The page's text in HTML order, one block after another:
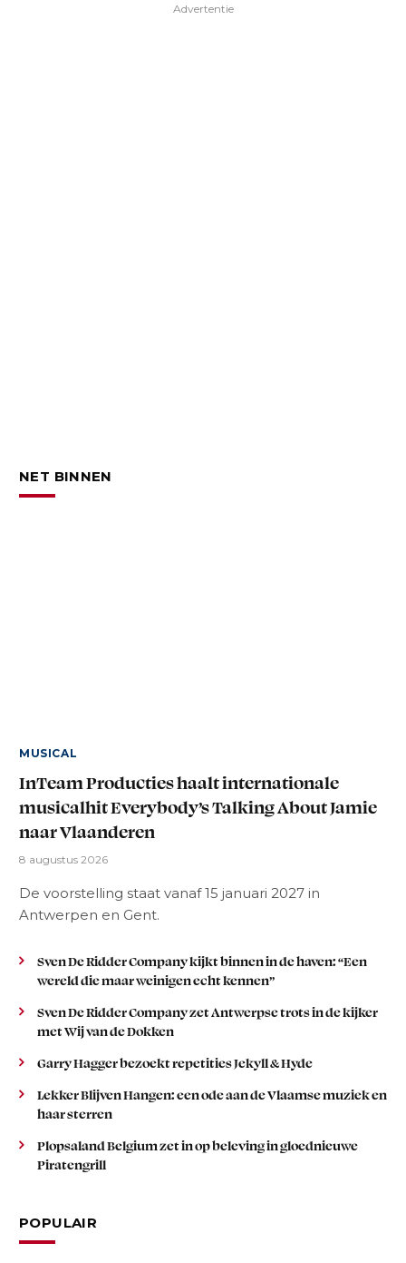
Advertentie
NET BINNEN
MUSICAL
InTeam Producties haalt internationale
musicalhit Everybody’s Talking About Jamie
naar Vlaanderen
8 augustus 2026
De voorstelling staat vanaf 15 januari 2027 in
Antwerpen en Gent.
Sven De Ridder Company kijkt binnen in de haven: “Een
wereld die maar weinigen echt kennen”
Sven De Ridder Company zet Antwerpse trots in de kijker
met Wij van de Dokken
Garry Hagger bezoekt repetities Jekyll & Hyde
Lekker Blijven Hangen: een ode aan de Vlaamse muziek en
haar sterren
Plopsaland Belgium zet in op beleving in gloednieuwe
Piratengrill
POPULAIR